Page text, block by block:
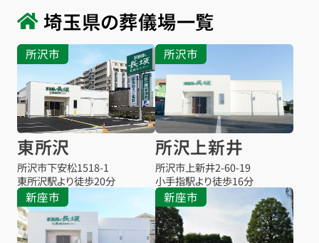
埼玉県の葬儀場一覧
所沢市
東所沢
所沢市下安松1518-1
東所沢駅より徒歩20分
所沢市
所沢上新井
所沢市上新井2-60-19
小手指駅より徒歩16分
新座市 新座市